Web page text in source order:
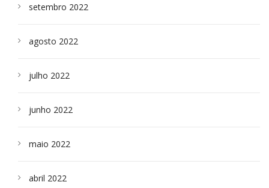
setembro 2022
agosto 2022
julho 2022
junho 2022
maio 2022
abril 2022